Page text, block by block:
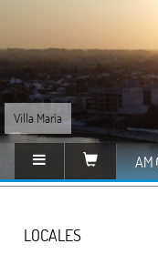
Villa María
AM
LOCALES